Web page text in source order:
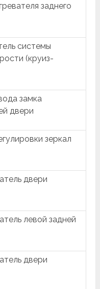
заднего
системы
(круиз-
замка
двери
зеркал
двери
левой задней
двери